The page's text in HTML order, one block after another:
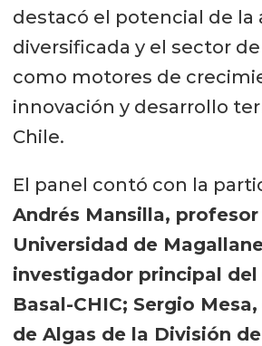
destacó el potencial de la
diversificada y el sector
como motores de
innovación y desarrollo
Chile.
El panel contó con la
Andrés Mansilla,
Universidad de
investigador principal del
Basal-CHIC; Sergio
de Algas de la División